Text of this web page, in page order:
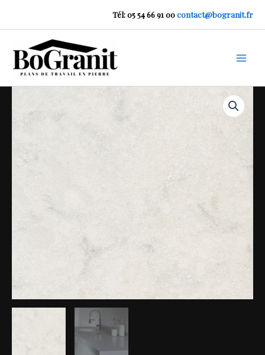
Tél: 05 54 66 91 00contact@bogranit.fr